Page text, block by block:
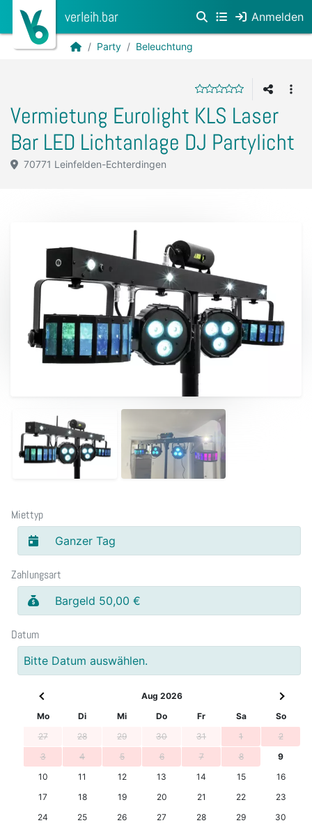
verleih.bar Anmelden
Party Beleuchtung
Vermietung Eurolight KLS Laser
Bar LED Lichtanlage DJ Partylicht
70771 Leinfelden-Echterdingen
Miettyp
Ganzer Tag
Zahlungsart
Bargeld 50,00 €
Datum
Bitte Datum auswählen.
Aug 2026
Mo
Di Mi Do Fr Sa
So
27
28 29 30 31 1
2
3
4 5 6 7 8
9
10
11 12 13 14 15
16
17
18 19 20 21 22
23
24
25 26 27 28 29
30